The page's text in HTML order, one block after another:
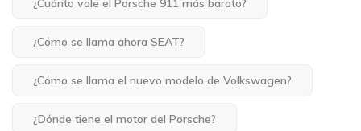
¿Cuánto vale el Porsche 911 más barato?
¿Cómo se llama ahora SEAT?
¿Cómo se llama el nuevo modelo de Volkswagen?
¿Dónde tiene el motor del Porsche?